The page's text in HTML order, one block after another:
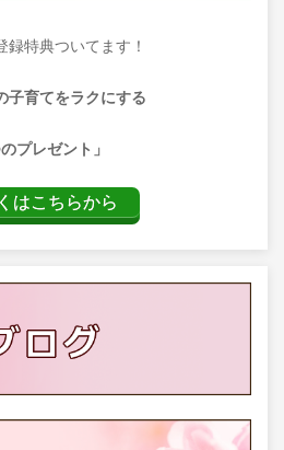
録特典ついてます！
子育てをラクにする
プレゼント」
はこちらから